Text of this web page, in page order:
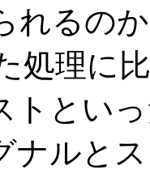
れるの
処理に
トとい
ナルと